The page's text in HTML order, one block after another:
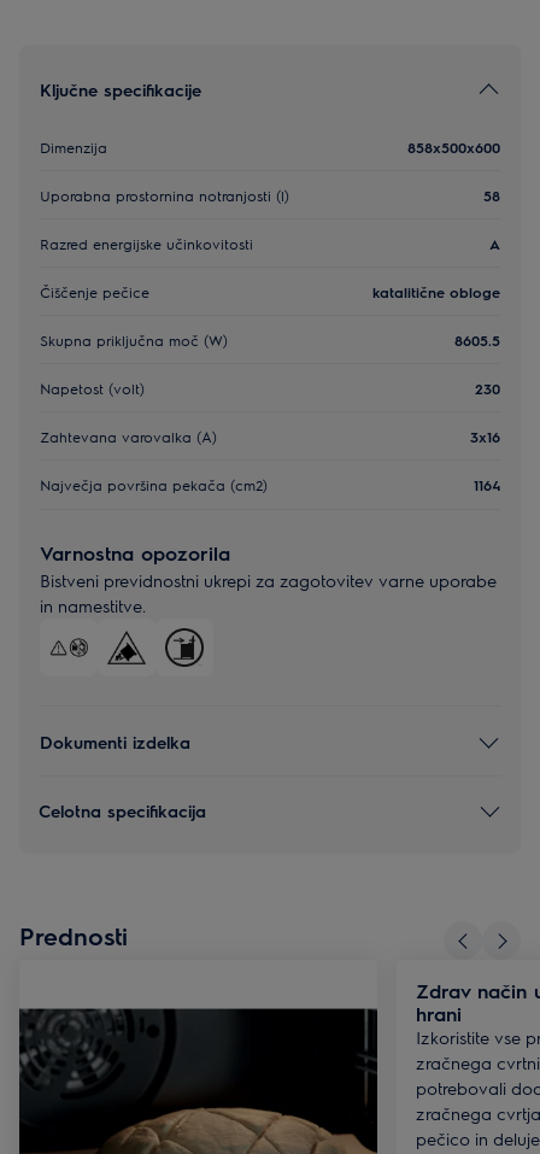
Ključne specifikacije
Dimenzija 858x500x600
Uporabna prostornina notranjosti (l) 58
Razred energijske učinkovitosti A
Čiščenje pečice katalitične obloge
Skupna priključna moč (W) 8605.5
Napetost (volt) 230
Zahtevana varovalka (A) 3x16
Največja površina pekača (cm2) 1164
Varnostna opozorila
Bistveni previdnostni ukrepi za zagotovitev varne uporabe
in namestitve.
Dokumenti izdelka
Celotna specifikacija
Prednosti
Zdrav način
hrani
Izkoristite vse
zračnega
potrebovali
zračnega
pečico in